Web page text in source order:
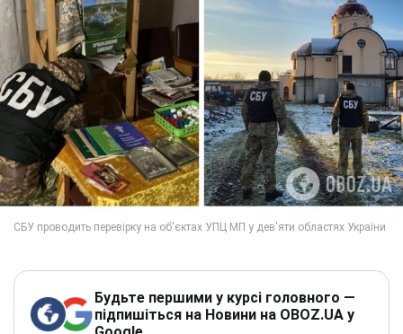
Будьте першими у курсі головного —
підпишіться на Новини на OBOZ.UA у